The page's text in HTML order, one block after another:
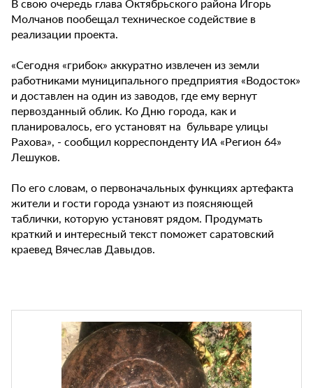
В свою очередь глава Октябрьского района Игорь
Молчанов пообещал техническое содействие в
реализации проекта.
«Сегодня «грибок» аккуратно извлечен из земли
работниками муниципального предприятия «Водосток»
и доставлен на один из заводов, где ему вернут
первозданный облик. Ко Дню города, как и
планировалось, его установят на бульваре улицы
Рахова», - сообщил корреспонденту ИА «Регион 64»
Лешуков.
По его словам, о первоначальных функциях артефакта
жители и гости города узнают из поясняющей
таблички, которую установят рядом. Продумать
краткий и интересный текст поможет саратовский
краевед Вячеслав Давыдов.